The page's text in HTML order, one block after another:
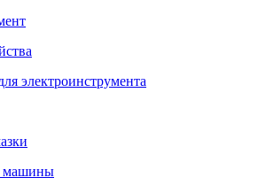
электроинструмента
машины